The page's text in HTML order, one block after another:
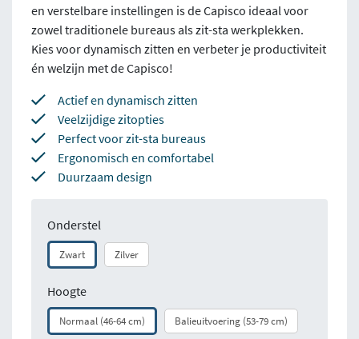
en verstelbare instellingen is de Capisco ideaal voor
zowel traditionele bureaus als zit-sta werkplekken.
Kies voor dynamisch zitten en verbeter je productiviteit
én welzijn met de Capisco!
Actief en dynamisch zitten
Veelzijdige zitopties
Perfect voor zit-sta bureaus
Ergonomisch en comfortabel
Duurzaam design
Onderstel
Zwart Zilver
Hoogte
Normaal (46-64 cm) Balieuitvoering (53-79 cm)